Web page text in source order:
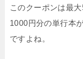
このクーポンは最
1000円分の単行本
ですよね。